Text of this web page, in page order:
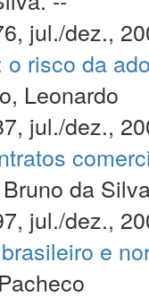
jul./dez.,
risco da
Leonardo
jul./dez.,
da
jul./dez.,
e